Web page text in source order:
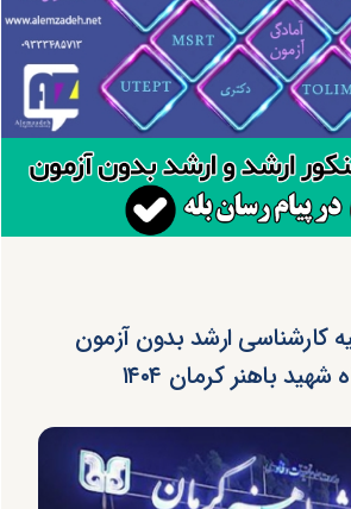
کارشناسی ارشد بدون آزمون
باهنر کرمان ۱۴۰۴